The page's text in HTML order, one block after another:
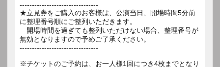
--------------------------------
★立見券をご購入のお客様は、公演当日、開場時間5分前
に整理番号順にご整列いただきます。
開場時間を過ぎても整列いただけない場合、整理番号が
無効となりますので予めご了承ください。
--------------------------------
※チケットのご予約は、お一人様1回につき4枚までとなり